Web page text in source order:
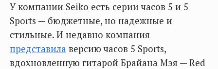
У компании Seiko есть серии часов 5 и 5
Sports — бюджетные, но надежные и
стильные. И недавно компания
представила версию часов 5 Sports,
вдохновленную гитарой Брайана Мэя — Red